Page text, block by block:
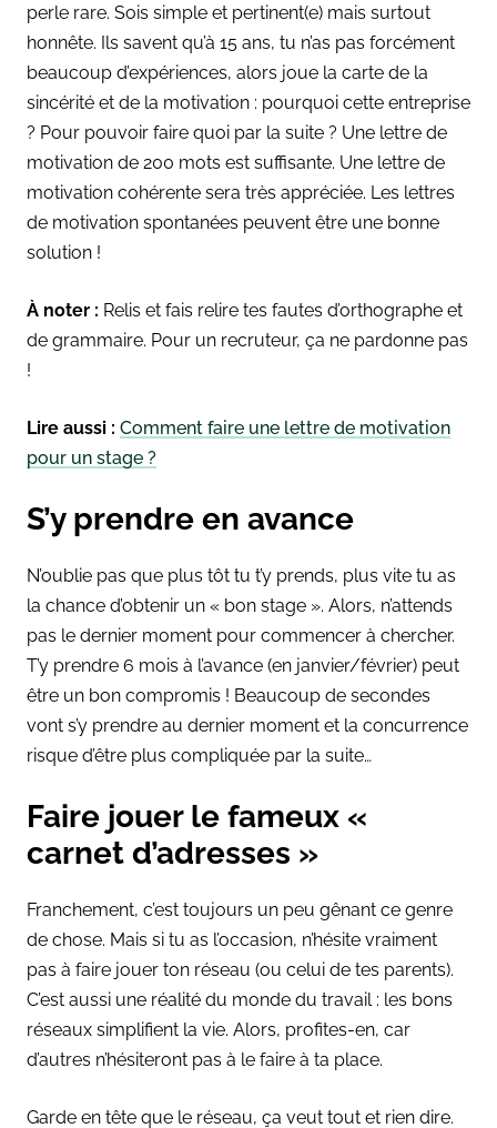
perle rare. Sois simple et pertinent(e) mais surtout
honnête. Ils savent qu’à 15 ans, tu n’as pas forcément
beaucoup d’expériences, alors joue la carte de la
sincérité et de la motivation : pourquoi cette entreprise
? Pour pouvoir faire quoi par la suite ? Une lettre de
motivation de 200 mots est suffisante. Une lettre de
motivation cohérente sera très appréciée. Les lettres
de motivation spontanées peuvent être une bonne
solution !
À noter : Relis et fais relire tes fautes d’orthographe et
de grammaire. Pour un recruteur, ça ne pardonne pas
!
Lire aussi : Comment faire une lettre de motivation
pour un stage ?
S’y prendre en avance
N’oublie pas que plus tôt tu t’y prends, plus vite tu as
la chance d’obtenir un « bon stage ». Alors, n’attends
pas le dernier moment pour commencer à chercher.
T’y prendre 6 mois à l’avance (en janvier/février) peut
être un bon compromis ! Beaucoup de secondes
vont s’y prendre au dernier moment et la concurrence
risque d’être plus compliquée par la suite…
Faire jouer le fameux «
carnet d’adresses »
Franchement, c’est toujours un peu gênant ce genre
de chose. Mais si tu as l’occasion, n’hésite vraiment
pas à faire jouer ton réseau (ou celui de tes parents).
C’est aussi une réalité du monde du travail : les bons
réseaux simplifient la vie. Alors, profites-en, car
d’autres n’hésiteront pas à le faire à ta place.
Garde en tête que le réseau, ça veut tout et rien dire.